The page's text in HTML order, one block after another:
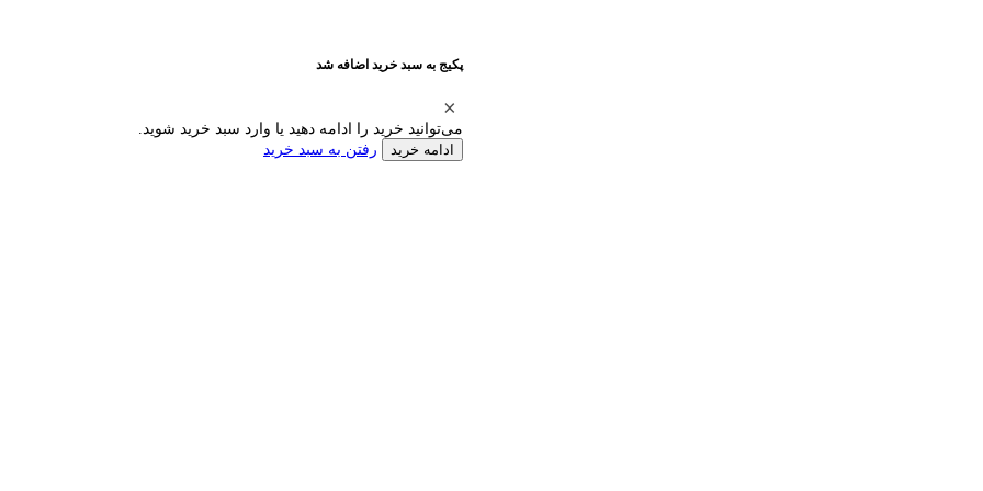
پکیج به سبد خرید اضافه شد
می‌توانید خرید را ادامه دهید یا وارد سبد خرید شوید.
ادامه خرید رفتن به سبد خرید